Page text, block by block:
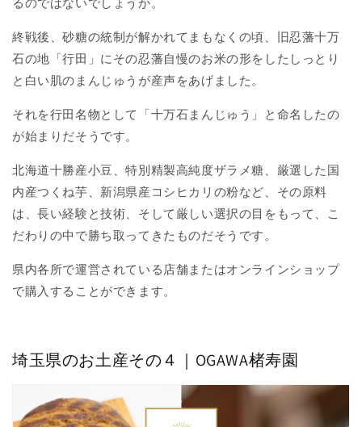
るのではないでしょうか。
終戦後、砂糖の統制が解かれてまもなくの頃、旧忍藩十万
石の地「行田」にその忍藩自慢のお米の形をしたしっとり
と白い肌のまんじゅうが産声をあげました。
それを行田名物として「十万石まんじゅう」と命名したの
が始まりだそうです。
北海道十勝産小豆、特別精製高純度ザラメ糖、厳選した国
内産つくね芋、新潟県産コシヒカリの粉など、その原料
は、長い経験と技術、そして厳しい選択の目をもって、こ
だわりの中で勝ち取ってきたものだそうです。
県内各所で運営されている店舗またはオンラインショップ
で購入することができます。
埼玉県のお土産その４｜OGAWA楮寿園